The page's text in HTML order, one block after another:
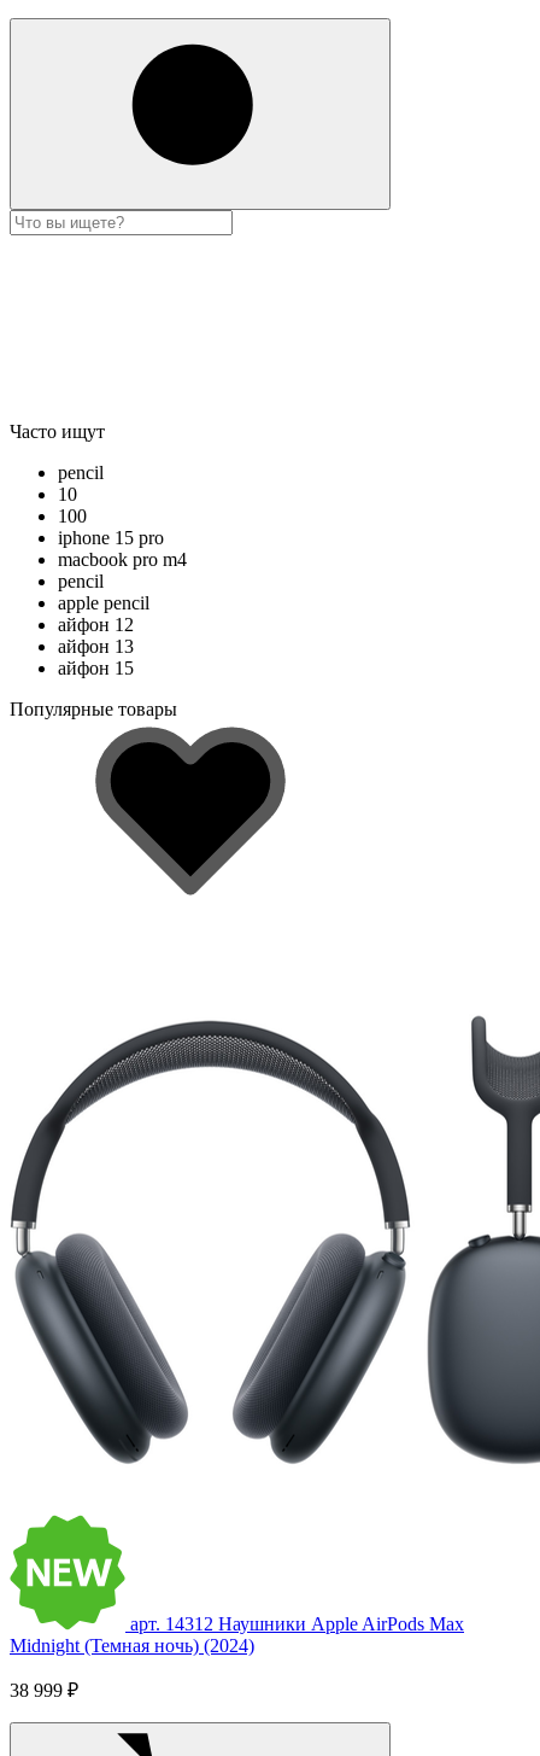
Часто ищут
pencil
10
100
iphone 15 pro
macbook pro m4
pencil
apple pencil
айфон 12
айфон 13
айфон 15
Популярные товары
арт. 14312 Наушники Apple AirPods Max
Midnight (Темная ночь) (2024)
38 999 ₽